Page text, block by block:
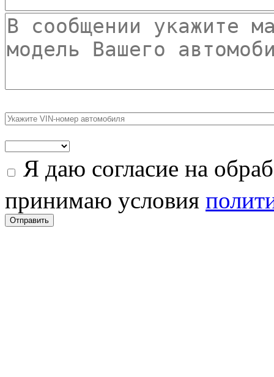
Я даю согласие на
принимаю условия